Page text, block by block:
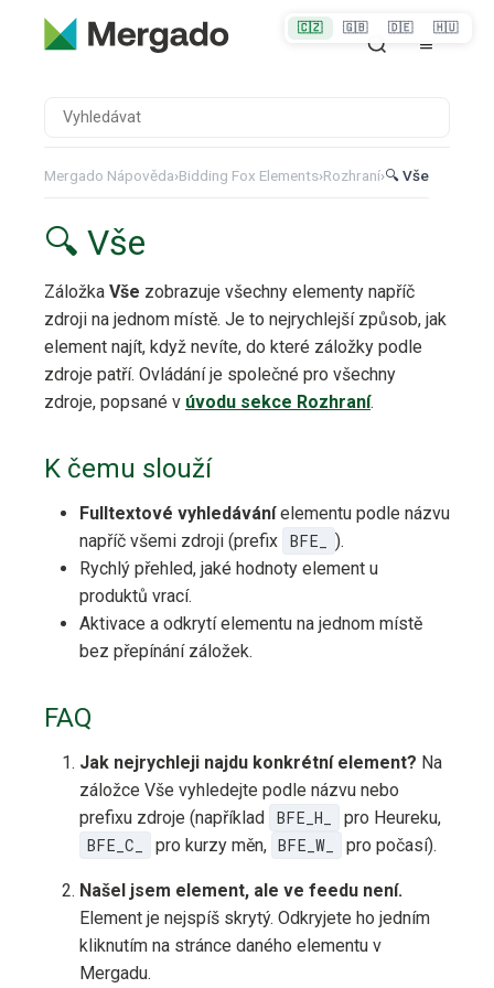
Mergado Nápověda›Bidding Fox Elements›Rozhraní›🔍 Vše
🔍 Vše
Záložka Vše zobrazuje všechny elementy napříč
zdroji na jednom místě. Je to nejrychlejší způsob, jak
element najít, když nevíte, do které záložky podle
zdroje patří. Ovládání je společné pro všechny
zdroje, popsané v úvodu sekce Rozhraní.
K čemu slouží
Fulltextové vyhledáváníelementu podle názvu
napříč všemi zdroji (prefix BFE_
).
Rychlý přehled, jaké hodnoty element u
produktů vrací.
Aktivace a odkrytí elementu na jednom místě
bez přepínání záložek.
FAQ
Jak nejrychleji najdu konkrétní element? Na
záložce Vše vyhledejte podle názvu nebo
prefixu zdroje (například
BFE_H_
pro Heureku,
BFE_C_
pro kurzy měn, BFE_W_ pro počasí).
Našel jsem element, ale ve feedu není.
Element je nejspíš skrytý. Odkryjete ho jedním
kliknutím na stránce daného elementu v
Mergadu.
🇨🇿 🇬🇧 🇩🇪 🇭🇺